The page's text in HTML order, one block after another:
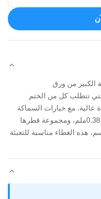
الكبير من ورق
تتطلب كل من الختم
عالية. مع خيارات السماكة
المتاحة0.23ملم، 0.3ملم، 0.35ملم، و 0.38ملم، ومجموعة قطرها
للتخصيص منمن 2 سم إلى 12 سم، هذه الغطاء مناسبة للتعبئة